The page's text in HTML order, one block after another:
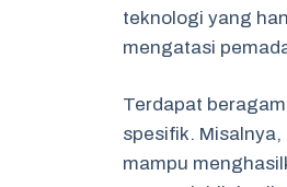
teknologi yang
mengatasi
Terdapat
spesifik.
mampu